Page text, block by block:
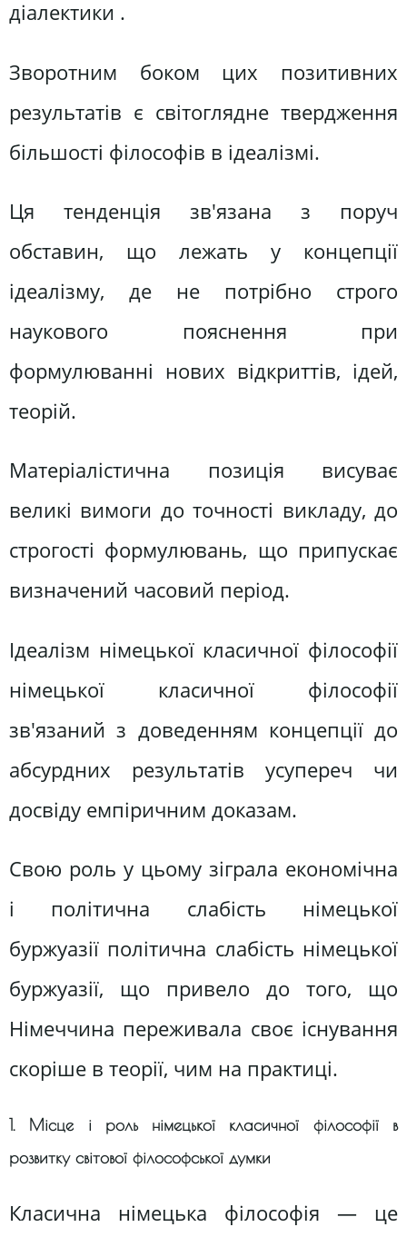
діалектики .
Зворотним боком цих позитивних
результатів є світоглядне твердження
більшості філософів в ідеалізмі.
Ця тенденція зв'язана з поруч
обставин, що лежать у концепції
ідеалізму, де не потрібно строго
наукового пояснення при
формулюванні нових відкриттів, ідей,
теорій.
Матеріалістична позиція висуває
великі вимоги до точності викладу, до
строгості формулювань, що припускає
визначений часовий період.
Ідеалізм німецької класичної філософії
німецької класичної філософії
зв'язаний з доведенням концепції до
абсурдних результатів усупереч чи
досвіду емпіричним доказам.
Свою роль у цьому зіграла економічна
і політична слабість німецької
буржуазії політична слабість німецької
буржуазії, що привело до того, що
Німеччина переживала своє існування
скоріше в теорії, чим на практиці.
1. Місце і роль німецької класичної філософії в
розвитку світової філософської думки
Класична німецька філософія — це